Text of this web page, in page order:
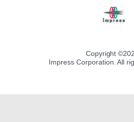
Copyright ©
Impress Corporation. All